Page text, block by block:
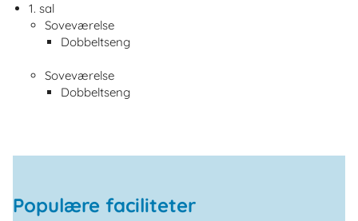
1. sal
Soveværelse
Dobbeltseng
Soveværelse
Dobbeltseng
Populære faciliteter